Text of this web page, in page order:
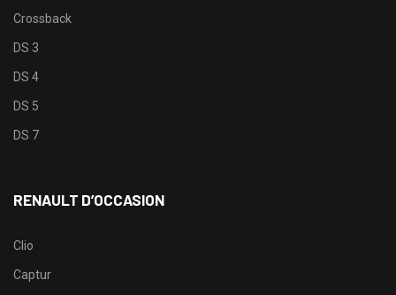
Crossback
DS 3
DS 4
DS 5
DS 7
RENAULT D’OCCASION
Clio
Captur